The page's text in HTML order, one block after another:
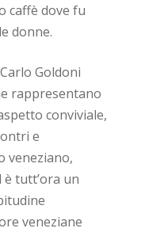
caffè dove fu
donne.
Goldoni
rappresentano
conviviale,
e
veneziano,
è tutt’ora un
veneziane